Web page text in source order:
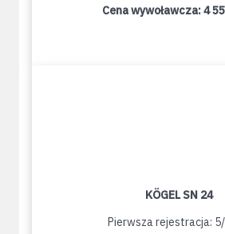
Cena wywoławcza:4
KÖGEL SN 24
Pierwsza rejestracja: